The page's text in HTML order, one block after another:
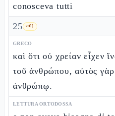
conosceva tutti
25 🗝️1
GRECO
καὶ ὅτι οὐ χρείαν εἶχεν
τοῦ ἀνθρώπου, αὐτὸς
ἀνθρώπῳ.
LETTURA ORTODOSSA